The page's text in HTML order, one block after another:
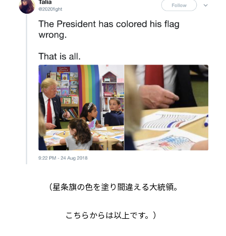
（星条旗の色を塗り間違える大統領。
こちらからは以上です。）